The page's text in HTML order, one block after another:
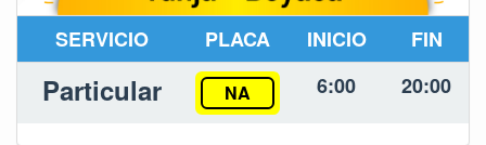
SERVICIO PLACA INICIO FIN
Particular NA 6:00 20:00